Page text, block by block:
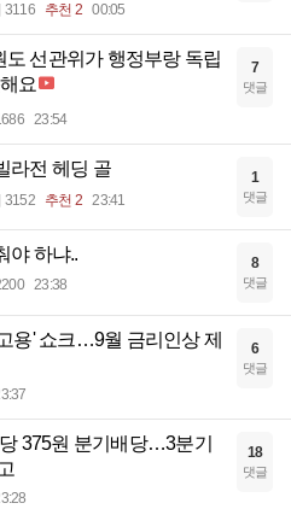
3116 추천 2 00:05
도 선관위가 행정부랑 독립
요
23:54
7
댓글
라전 헤딩 골
3152 추천 2 23:41
1
댓글
야 하냐..
23:38
8
댓글
용' 쇼크…9월 금리인상 제
6
댓글
375원 분기배당…3분기
18
댓글